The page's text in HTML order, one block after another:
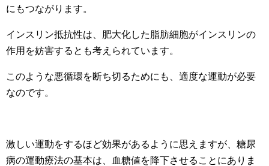
にもつながります。
インスリン抵抗性は、肥大化した脂肪細胞がインスリンの
作用を妨害するとも考えられています。
このような悪循環を断ち切るためにも、適度な運動が必要
なのです。
激しい運動をするほど効果があるように思えますが、糖尿
病の運動療法の基本は、血糖値を降下させることにありま